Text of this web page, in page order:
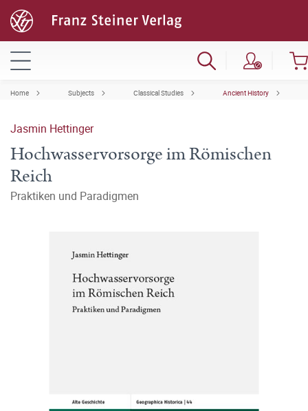
Home Subjects Classical Studies Ancient History
Jasmin Hettinger
Hochwasservorsorge im Römischen
Reich
Praktiken und Paradigmen